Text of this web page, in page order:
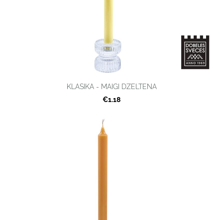
KLASIKA - MAIGI DZELTENA
€1.18